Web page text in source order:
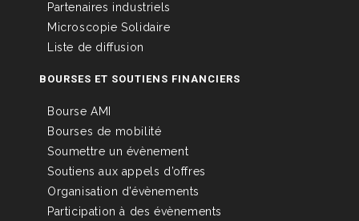
Partenaires industriels
Microscopie Solidaire
Liste de diffusion
BOURSES ET SOUTIENS FINANCIERS
Bourse AMI
Bourses de mobilité
Soumettre un évènement
Soutiens aux appels d’offres
Organisation d’évènements
Participation à des évènements